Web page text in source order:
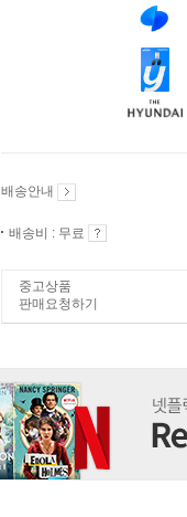
배송안내
배송비 : 무료
중고상품
판매요청하기